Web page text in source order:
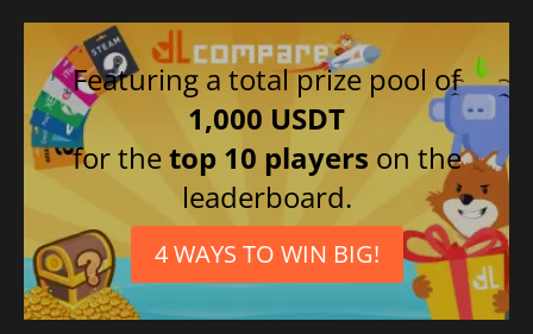
Featuring a total prize pool of
1,000 USDT
for thetop 10 players on the
leaderboard.
4 WAYS TO WIN BIG!